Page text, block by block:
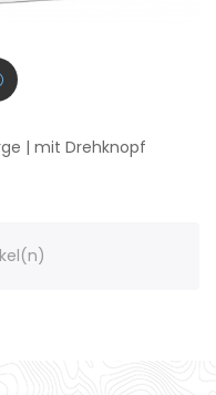
| mit Drehknopf